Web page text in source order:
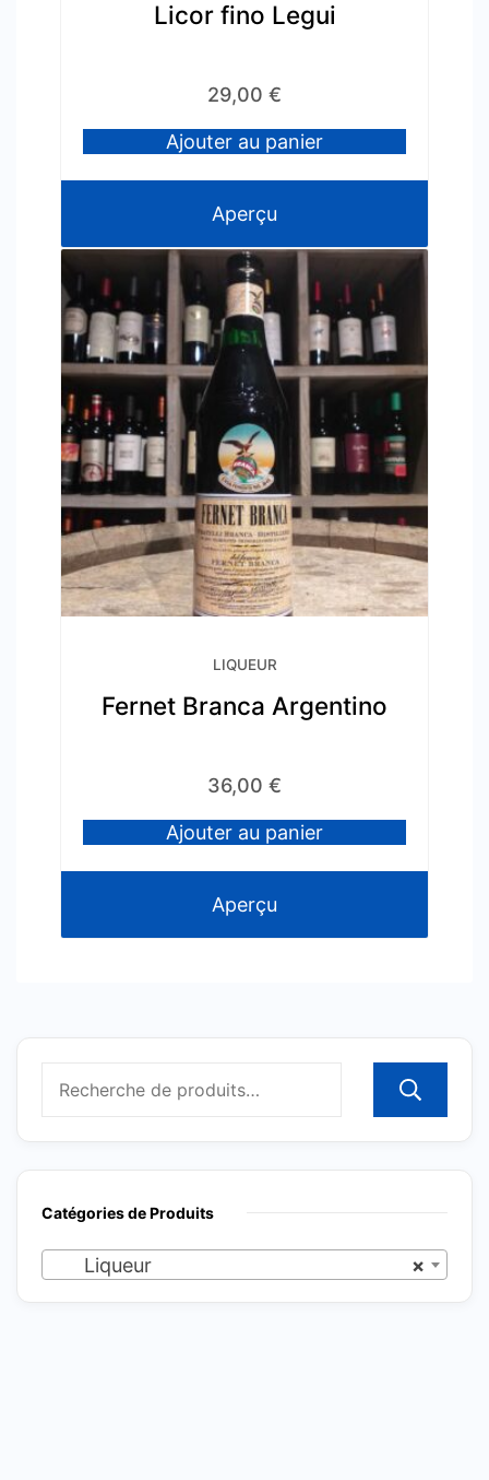
Licor fino Legui
29,00 €
Ajouter au panier
Aperçu
LIQUEUR
Fernet Branca Argentino
36,00 €
Ajouter au panier
Aperçu
Catégories de Produits
×
Liqueur